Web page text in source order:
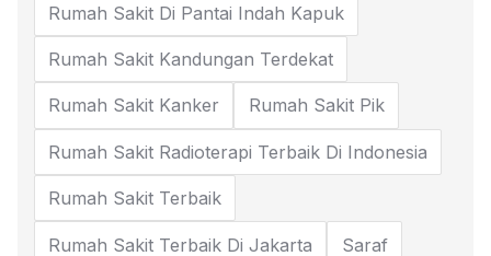
Rumah Sakit Di Pantai Indah Kapuk
Rumah Sakit Kandungan Terdekat
Rumah Sakit Kanker Rumah Sakit Pik
Rumah Sakit Radioterapi Terbaik Di Indonesia
Rumah Sakit Terbaik
Rumah Sakit Terbaik Di Jakarta Saraf